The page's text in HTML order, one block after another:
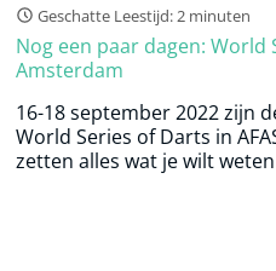
Geschatte Leestijd: 2 minuten
Nog een paar dagen: World
Amsterdam
16-18 september 2022 zijn
World Series of Darts in
zetten alles wat je wilt